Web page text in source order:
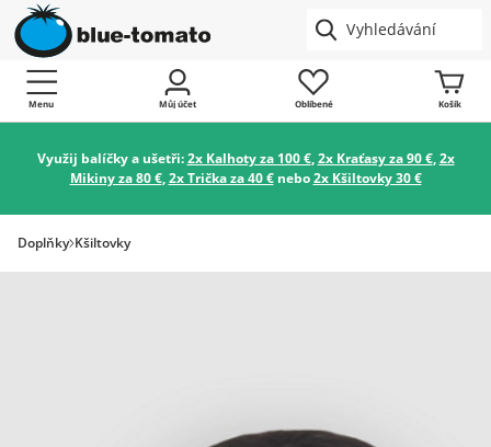
Menu Můj účet Oblíbené Košík
Využij balíčky a ušetři:2x Kalhoty za 100 €,2x Kraťasy za 90 €,2x
Mikiny za 80 €,2x Trička za 40 €nebo2x Kšiltovky 30 €
Doplňky Kšiltovky